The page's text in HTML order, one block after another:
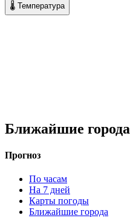
🌡 Температура
Ближайшие города
Прогноз
По часам
На 7 дней
Карты погоды
Ближайшие города